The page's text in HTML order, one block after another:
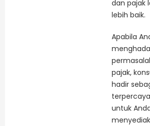
dan pajak
lebih baik.
Apabila
pajak,
hadir
untuk